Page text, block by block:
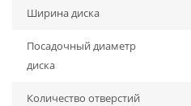
Ширина диска
Посадочный диаметр
диска
Количество отверстий